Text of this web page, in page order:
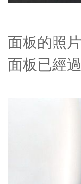
面板的照
面板已經